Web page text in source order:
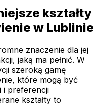
kształty
w Lublinie
znaczenie dla jej
jaką ma pełnić. W
szeroką gamę
które mogą być
i preferencji
kształty to